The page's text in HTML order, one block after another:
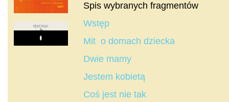
REKLAMA
Play
Spis wybranych fragmentów
Wstęp
Mit o domach dziecka
Dwie mamy
Jestem kobietą
Coś jest nie tak